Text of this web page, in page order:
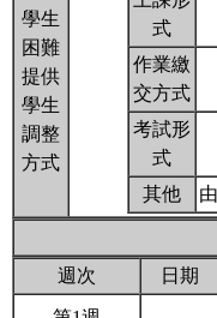
學生
困難
提供
學生
調整
方式
式
作業繳
交方式
考試形
式
其他
週次 日期